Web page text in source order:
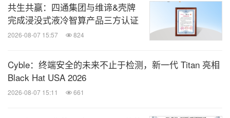
关于Brand USA
Brand USA的使命是通过战略营销及旅行政策沟通，
吸引高影响力国际旅行者，推动美国全境经济增长及
社区繁荣。
共生共赢：四通集团与维谛&壳牌
完成浸没式液冷智算产品三方认证
2026-08-07 15:57 824
Cyble：终端安全的未来不止于检测，新一代 Titan 亮相
Black Hat USA 2026
2026-08-07 15:11 661